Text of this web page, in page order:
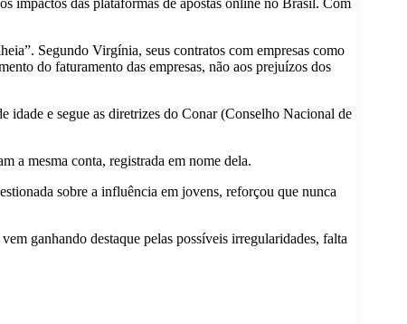
impactos das plataformas de apostas online no Brasil. Com
Segundo Virgínia, seus contratos com empresas como
do faturamento das empresas, não aos prejuízos dos
idade e segue as diretrizes do Conar (Conselho Nacional de
a mesma conta, registrada em nome dela.
sobre a influência em jovens, reforçou que nunca
ganhando destaque pelas possíveis irregularidades, falta